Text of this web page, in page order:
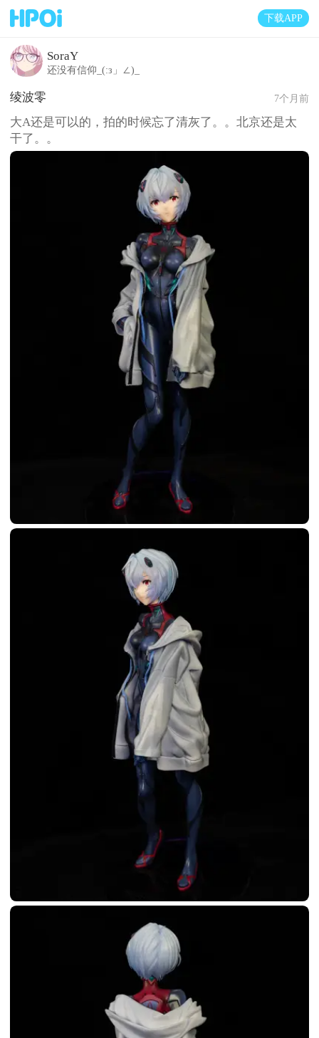
下载APP
SoraY
还没有信仰_(:з」∠)_
绫波零 7个月前
大A还是可以的，拍的时候忘了清灰了。。北京还是太
干了。。